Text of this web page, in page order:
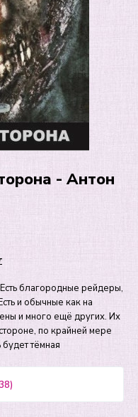
- Антон
благородные рейдеры,
и обычные как на
и много ещё других. Их
по крайней мере
будет тёмная